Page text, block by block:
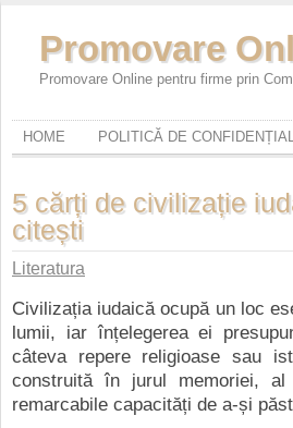
Promovare
Promovare Online pentru firme prin
HOME POLITICĂ DE
5 cărți de civilizație
citești
Literatura
Civilizația iudaică ocupă un loc
lumii, iar înțelegerea ei
câteva repere religioase sau
construită în jurul memoriei,
remarcabile capacități de a-și